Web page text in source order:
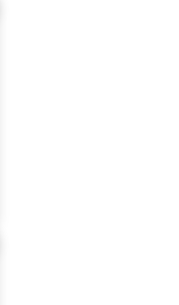
hinzufügen
hinzufügen